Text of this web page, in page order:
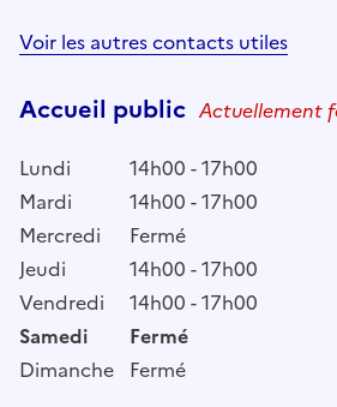
Voir les autres contacts utiles
Accueil public Actuellement
Lundi
14h00 - 17h00
Mardi
14h00 - 17h00
Mercredi
Fermé
Jeudi
14h00 - 17h00
Vendredi
14h00 - 17h00
Samedi
Fermé
Dimanche Fermé